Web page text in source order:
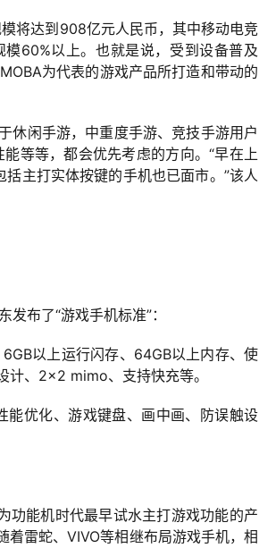
将达到908亿元人民币，其中移动电竞
60%以上。也就是说，受到设备普及
为代表的游戏产品所打造和带动的
休闲手游，中重度手游、竞技手游用户
等等，都会优先考虑的方向。“早在上
主打实体按键的手机也已面市。”该人
布了“游戏手机标准”：
以上运行闪存、64GB以上内存、使
、2×2 mimo、支持快充等。
能优化、游戏键盘、画中画、防误触设
功能机时代最早试水主打游戏功能的产
着雷蛇、VIVO等相继布局游戏手机，相